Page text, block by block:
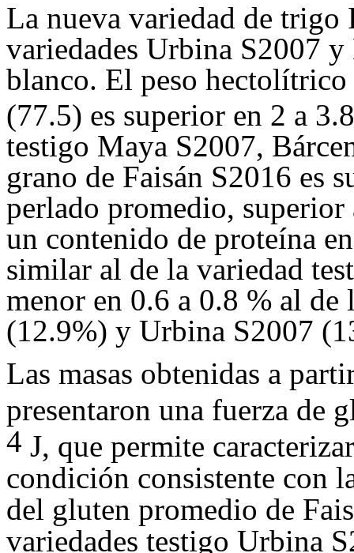
La nueva variedad de trigo
variedades Urbina S2007 y
blanco. El peso
(77.5) es superior en 2 a
testigo Maya S2007,
grano de Faisán S2016 es
perlado promedio, superior
un contenido de proteína
similar al de la variedad
menor en 0.6 a 0.8 % al de
(12.9%) y Urbina S2007
Las masas obtenidas a
presentaron una fuerza de
4 J, que permite
condición consistente con
del gluten promedio de
variedades testigo Urbina